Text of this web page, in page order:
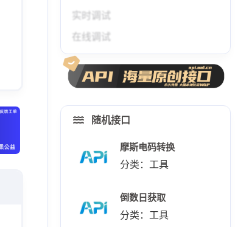
实时调试
在线调试
随机接口
摩斯电码转换
分类：工具
倒数日获取
分类：工具